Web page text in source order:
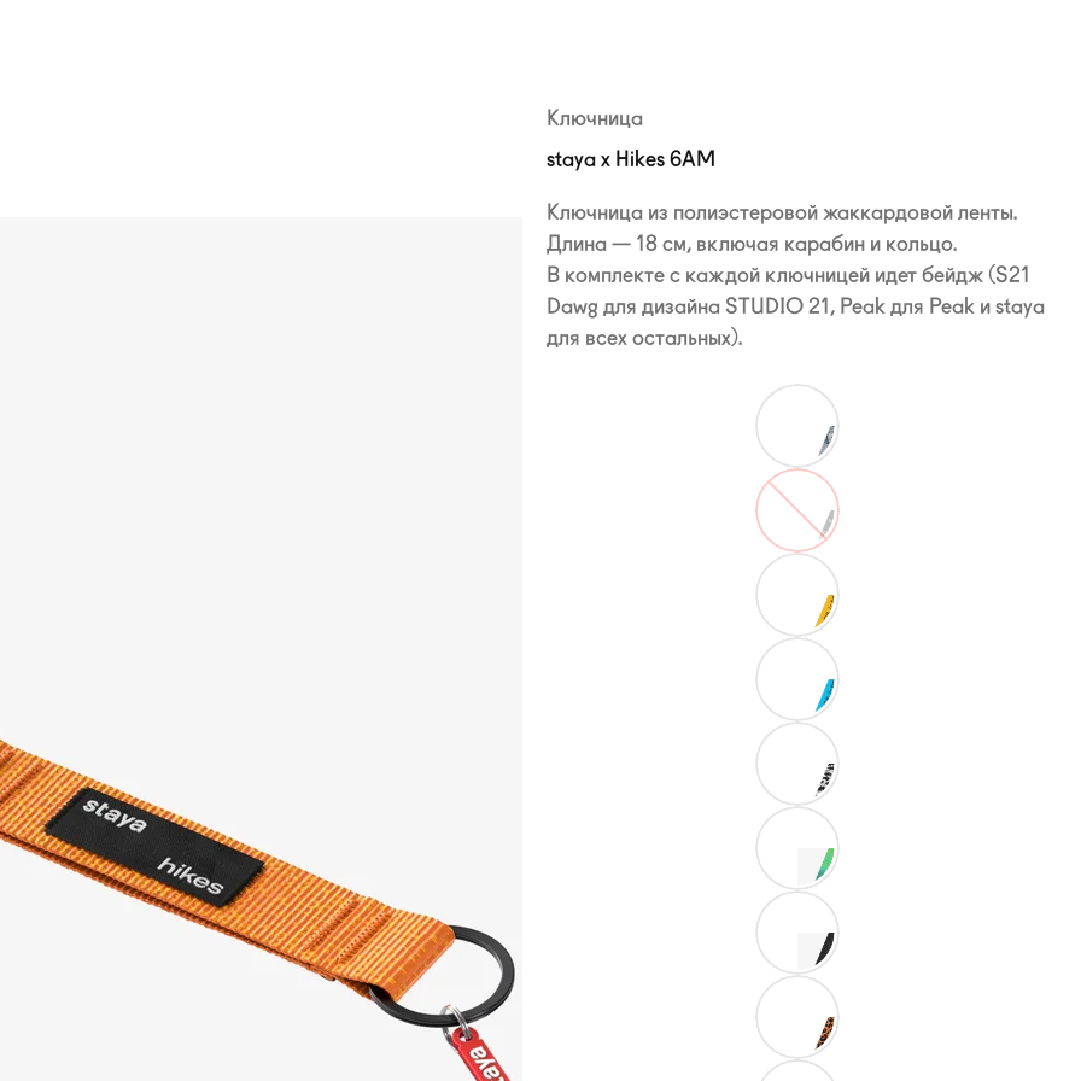
Ключница
staya x Hikes 6AM
Ключница из полиэстеровой жаккардовой ленты.
Длина — 18 см, включая карабин и кольцо.
В комплекте с каждой ключницей идет бейдж (S21
Dawg для дизайна STUDIO 21, Peak для Peak и staya
для всех остальных).